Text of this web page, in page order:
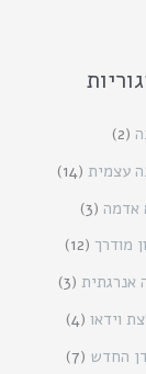
(2)
עצמית (14)
אדמה (3)
מודרך (12)
אנרגתית (3)
וידאו (4)
החדש (7)